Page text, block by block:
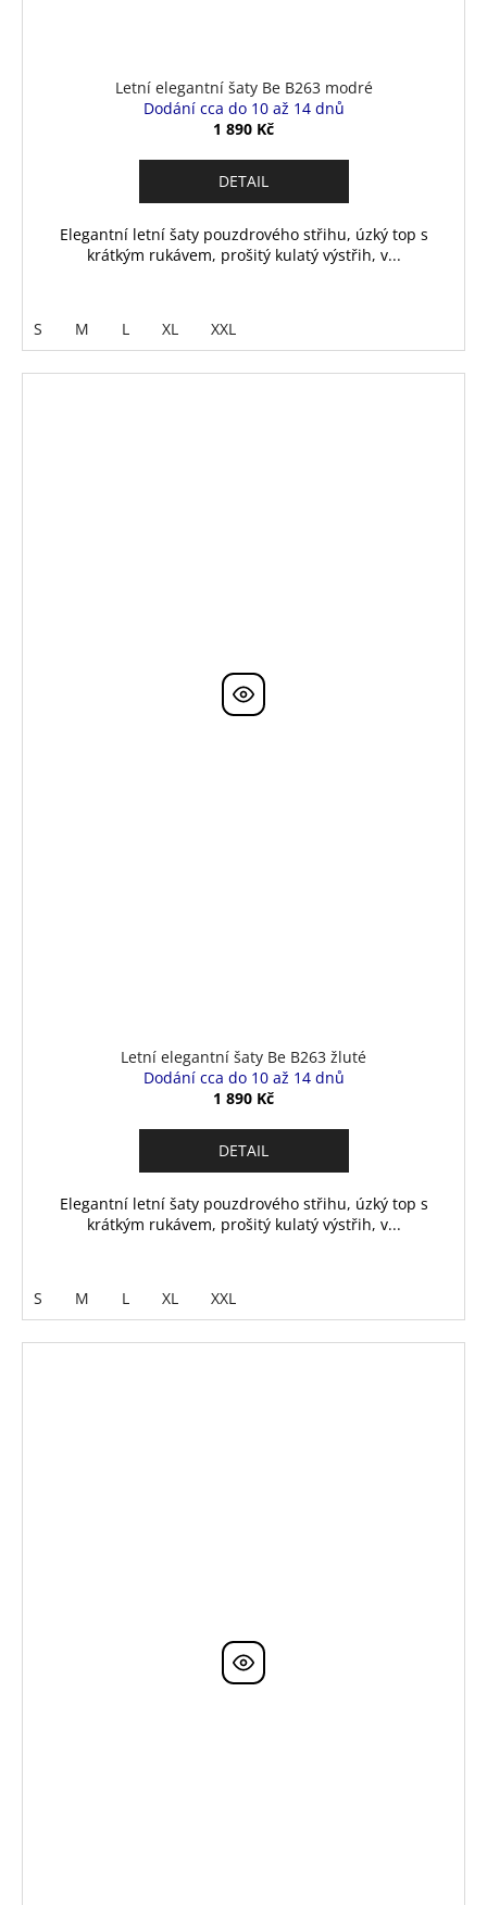
Letní elegantní šaty Be B263 modré
Dodání cca do 10 až 14 dnů
1 890 Kč
DETAIL
Elegantní letní šaty pouzdrového střihu, úzký top s
krátkým rukávem, prošitý kulatý výstřih, v...
S M L XL XXL
Letní elegantní šaty Be B263 žluté
Dodání cca do 10 až 14 dnů
1 890 Kč
DETAIL
Elegantní letní šaty pouzdrového střihu, úzký top s
krátkým rukávem, prošitý kulatý výstřih, v...
S M L XL XXL